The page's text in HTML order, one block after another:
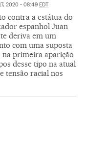
2020 - 08:49 EDT
contra a estátua do
espanhol Juan
deriva em um
com uma suposta
na primeira aparição
desse tipo na atual
tensão racial nos